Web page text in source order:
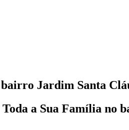
bairro Jardim Santa
a Sua Família no